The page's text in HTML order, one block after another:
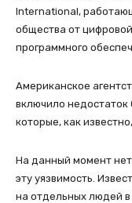
International,
общества от
программного
Американское
включило недостаток
которые, как
На данный момент нет
эту уязвимость.
на отдельных людей в